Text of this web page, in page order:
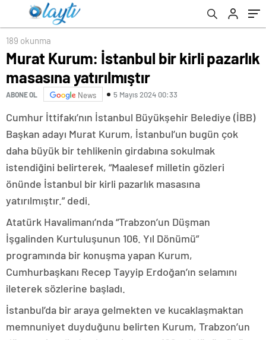
189 okunma
Murat Kurum: İstanbul bir kirli pazarlık
masasına yatırılmıştır
ABONE OL News 5 Mayıs 2024 00:33
Cumhur İttifakı’nın İstanbul Büyükşehir Belediye (İBB)
Başkan adayı Murat Kurum, İstanbul’un bugün çok
daha büyük bir tehlikenin girdabına sokulmak
istendiğini belirterek, “Maalesef milletin gözleri
önünde İstanbul bir kirli pazarlık masasına
yatırılmıştır.” dedi.
Atatürk Havalimanı’nda “Trabzon’un Düşman
İşgalinden Kurtuluşunun 106. Yıl Dönümü”
programında bir konuşma yapan Kurum,
Cumhurbaşkanı Recep Tayyip Erdoğan’ın selamını
ileterek sözlerine başladı.
İstanbul’da bir araya gelmekten ve kucaklaşmaktan
memnuniyet duyduğunu belirten Kurum, Trabzon’un